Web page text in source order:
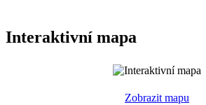
Interaktivní mapa
Zobrazit mapu